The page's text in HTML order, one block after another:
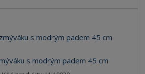
s modrým padem 45 cm